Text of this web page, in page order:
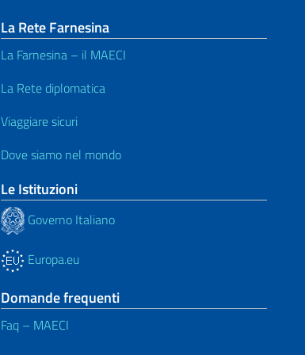
La Rete Farnesina
La Farnesina – il MAECI
La Rete diplomatica
Viaggiare sicuri
Dove siamo nel mondo
Le Istituzioni
Governo Italiano
Europa.eu
Domande frequenti
Faq – MAECI